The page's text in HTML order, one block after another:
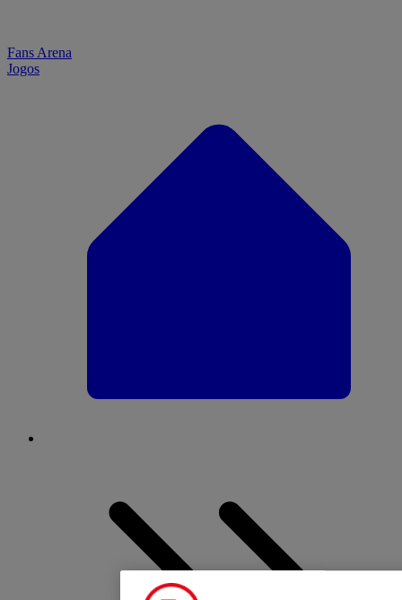
Fans Arena
Jogos